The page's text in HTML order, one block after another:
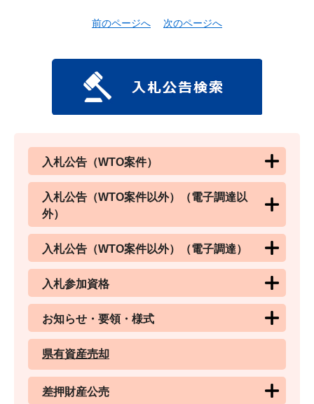
前のページへ 次のページへ
入札公告（WTO案件）
入札公告（WTO案件以外）（電子調達以
外）
入札公告（WTO案件以外）（電子調達）
入札参加資格
お知らせ・要領・様式
県有資産売却
差押財産公売